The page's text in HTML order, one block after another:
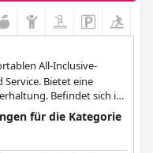
All-Inclusive-
Bietet eine
Befindet sich in
für die Kategorie